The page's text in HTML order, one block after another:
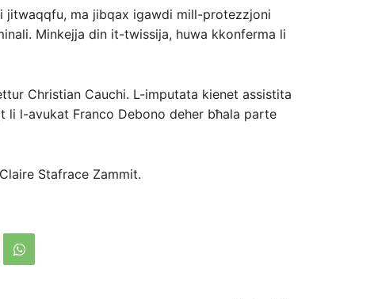
ma jibqax igawdi mill-protezzjoni
Minkejja din it-twissija, huwa kkonferma li
Christian Cauchi. L-imputata kienet assistita
li l-avukat Franco Debono deher bħala parte
Stafrace Zammit.